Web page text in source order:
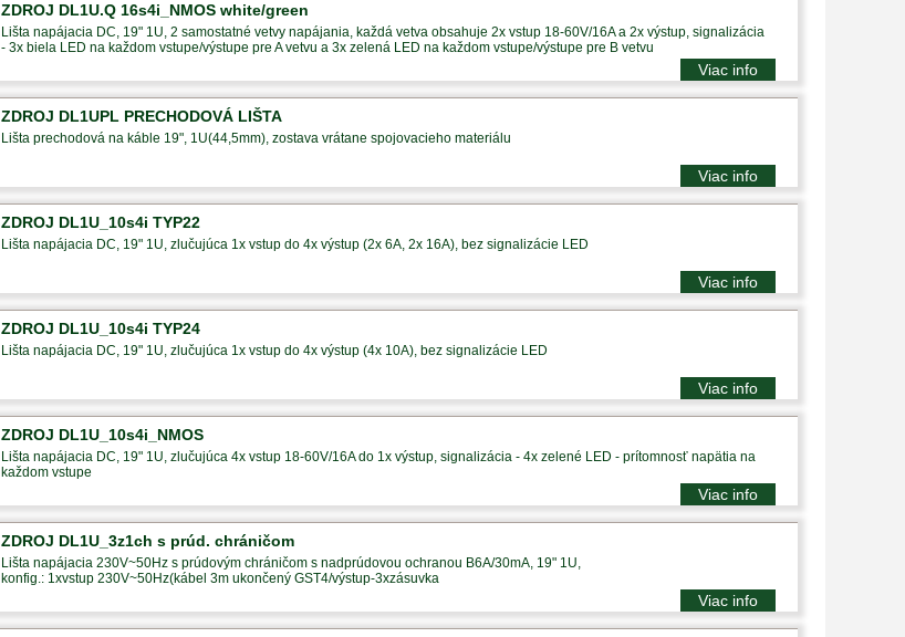
ZDROJ DL1U.Q 16s4i_NMOS white/green
Lišta napájacia DC, 19" 1U, 2 samostatné vetvy napájania, každá vetva obsahuje 2x vstup 18-60V/16A a 2x výstup, signalizácia
- 3x biela LED na každom vstupe/výstupe pre A vetvu a 3x zelená LED na každom vstupe/výstupe pre B vetvu
Viac info
ZDROJ DL1UPL PRECHODOVÁ LIŠTA
Lišta prechodová na káble 19", 1U(44,5mm), zostava vrátane spojovacieho materiálu
Viac info
ZDROJ DL1U_10s4i TYP22
Lišta napájacia DC, 19" 1U, zlučujúca 1x vstup do 4x výstup (2x 6A, 2x 16A), bez signalizácie LED
Viac info
ZDROJ DL1U_10s4i TYP24
Lišta napájacia DC, 19" 1U, zlučujúca 1x vstup do 4x výstup (4x 10A), bez signalizácie LED
Viac info
ZDROJ DL1U_10s4i_NMOS
Lišta napájacia DC, 19" 1U, zlučujúca 4x vstup 18-60V/16A do 1x výstup, signalizácia - 4x zelené LED - prítomnosť napätia na
každom vstupe
Viac info
ZDROJ DL1U_3z1ch s prúd. chráničom
Lišta napájacia 230V~50Hz s prúdovým chráničom s nadprúdovou ochranou B6A/30mA, 19" 1U,
konfig.: 1xvstup 230V~50Hz(kábel 3m ukončený GST4/výstup-3xzásuvka
Viac info